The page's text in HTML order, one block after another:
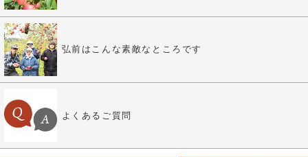
弘前はこんな素敵なところです
よくあるご質問